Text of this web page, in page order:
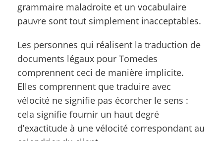
grammaire maladroite et un vocabulaire
pauvre sont tout simplement inacceptables.
Les personnes qui réalisent la traduction de
documents légaux pour Tomedes
comprennent ceci de manière implicite.
Elles comprennent que traduire avec
vélocité ne signifie pas écorcher le sens :
cela signifie fournir un haut degré
d’exactitude à une vélocité correspondant au